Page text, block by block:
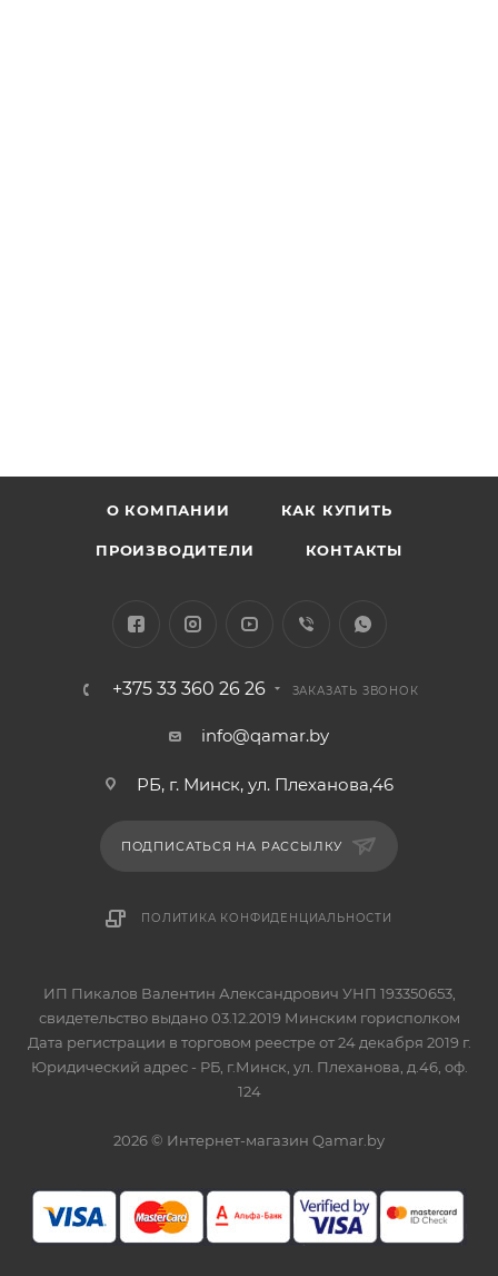
О КОМПАНИИ КАК КУПИТЬ
ПРОИЗВОДИТЕЛИ КОНТАКТЫ
+375 33 360 26 26 ЗАКАЗАТЬ ЗВОНОК
info@qamar.by
РБ, г. Минск, ул. Плеханова,46
ПОДПИСАТЬСЯ НА РАССЫЛКУ
ПОЛИТИКА КОНФИДЕНЦИАЛЬНОСТИ
ИП Пикалов Валентин Александрович УНП 193350653,
свидетельство выдано 03.12.2019 Минским горисполком
Дата регистрации в торговом реестре от 24 декабря 2019 г.
Юридический адрес - РБ, г.Минск, ул. Плеханова, д.46, оф.
124
2026 © Интернет-магазин Qamar.by